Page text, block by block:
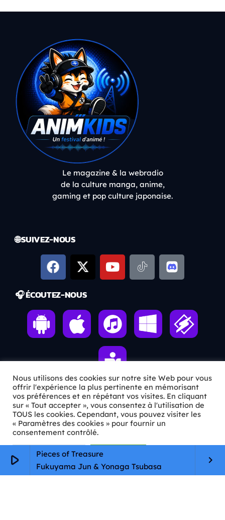
play_arrow
Pieces of Treasure
Fukuyama Jun & Yonaga Tsubasa
keyboard_arrow_right
Le magazine & la webradio
de la culture manga, anime,
gaming et pop culture japonaise.
🌐 SUIVEZ-NOUS
🎧 ÉCOUTEZ-NOUS
ℹ️ INFOS PRATIQUES
✉️Contact
🦊Qui sommes-nous ?
📄
Mentions légales
Nous utilisons des cookies sur notre site Web pour vous
offrir l'expérience la plus pertinente en mémorisant
vos préférences et en répétant vos visites. En cliquant
sur « Tout accepter », vous consentez à l'utilisation de
TOUS les cookies. Cependant, vous pouvez visiter les
« Paramètres des cookies » pour fournir un
consentement contrôlé.
Paramètres Cookie Tout accepter